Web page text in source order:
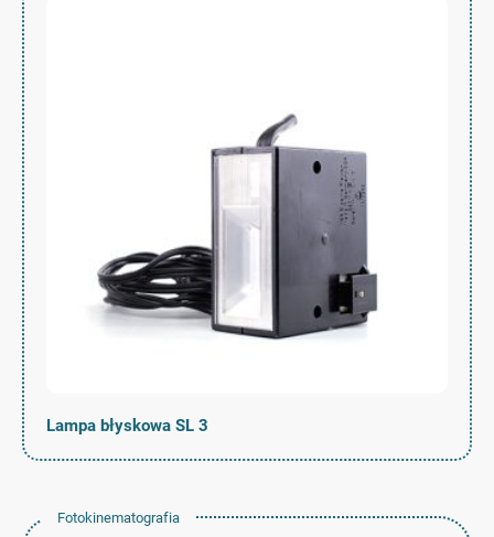
Lampa błyskowa SL 3
Fotokinematografia